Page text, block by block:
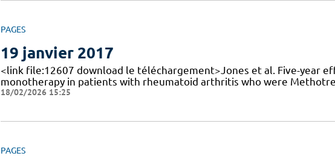
PAGES
19 janvier 2017
<link file:12607 download le téléchargement>Jones et al. Five-year
monotherapy in patients with rheumatoid arthritis who were
18/02/2026 15:25
PAGES